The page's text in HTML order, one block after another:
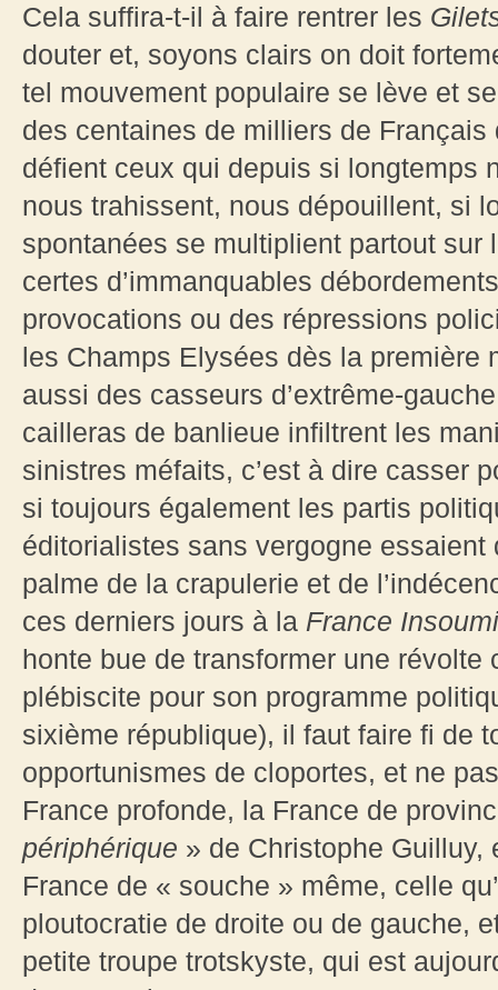
Cela suffira-t-il à faire rentrer les
douter et, soyons clairs on doit
tel mouvement populaire se lève et
des centaines de milliers de
défient ceux qui depuis si longtemps
nous trahissent, nous dépouillent, si
spontanées se multiplient partout sur
certes d’immanquables
provocations ou des répressions
les Champs Elysées dès la première
aussi des casseurs d’extrême-
cailleras de banlieue infiltrent les
sinistres méfaits, c’est à dire casser
si toujours également les partis
éditorialistes sans vergogne
palme de la crapulerie et de
ces derniers jours à la France
honte bue de transformer une
plébiscite pour son programme
sixième république), il faut faire fi de
opportunismes de cloportes, et ne
France profonde, la France de
périphérique » de Christophe Guilluy,
France de « souche » même, celle
ploutocratie de droite ou de gauche,
petite troupe trotskyste, qui est